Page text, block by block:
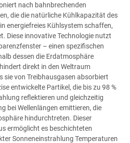
nach bahnbrechenden
die die natürliche Kühlkapazität des
energiefreies Kühlsystem schaffen,
Diese innovative Technologie nutzt
– einen spezifischen
dessen die Erdatmosphäre
direkt in den Weltraum
sie von Treibhausgasen absorbiert
entwickelte Partikel, die bis zu 98 %
reflektieren und gleichzeitig
bei Wellenlängen emittieren, die
hindurchtreten. Dieser
ermöglicht es beschichteten
Sonneneinstrahlung Temperaturen